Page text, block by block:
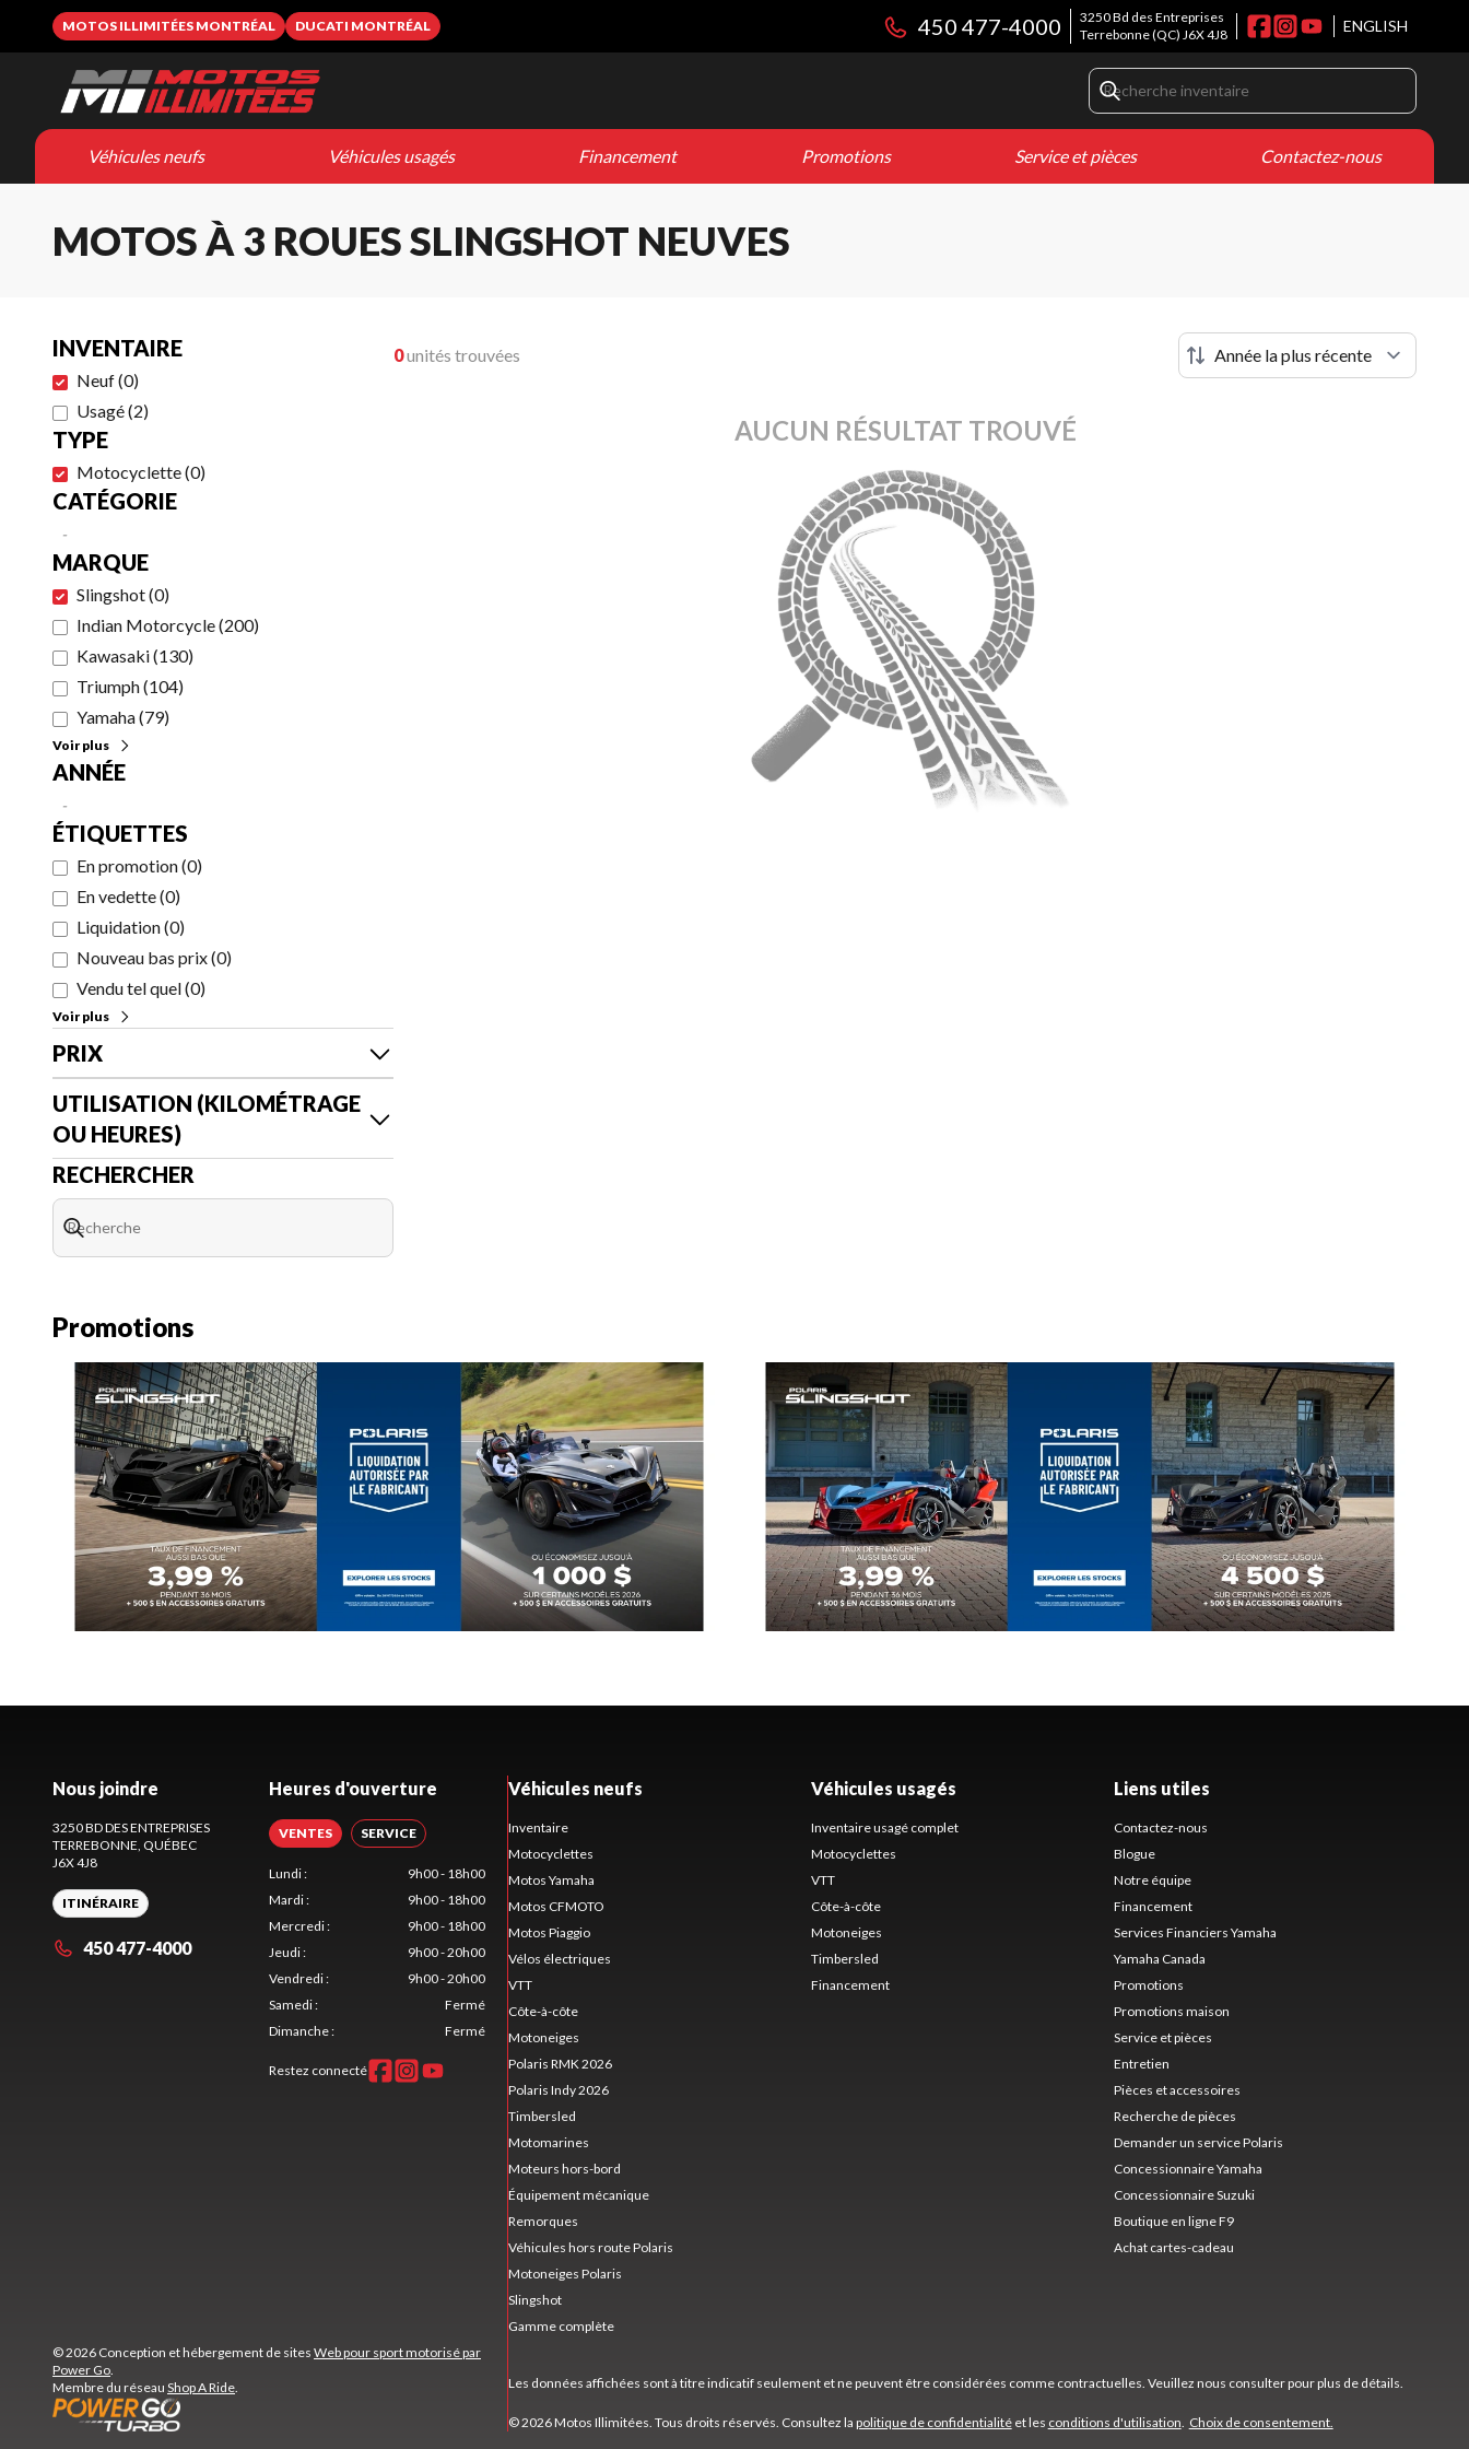
MOTOS ILLIMITÉES MONTRÉAL DUCATI MONTRÉAL
3250 Bd des Entreprises
Terrebonne(QC) J6X 4J8
450 477-4000 ENGLISH
Véhicules neufs Véhicules usagés Financement Promotions Service et pièces Contactez-nous
MOTOS À 3 ROUES SLINGSHOT NEUVES
INVENTAIRE
Neuf(0)
Usagé(2)
TYPE
Motocyclette(0)
CATÉGORIE
-
MARQUE
Slingshot(0)
Indian Motorcycle(200)
Kawasaki(130)
Triumph(104)
Yamaha(79)
Voir plus
ANNÉE
-
ÉTIQUETTES
En promotion(0)
En vedette(0)
Liquidation(0)
Nouveau bas prix(0)
Vendu tel quel(0)
Voir plus
PRIX
UTILISATION (KILOMÉTRAGE
OU HEURES)
RECHERCHER
0unités trouvées
AUCUN RÉSULTAT TROUVÉ
Promotions
Nous joindre
3250 BD DES ENTREPRISES
TERREBONNE, QUÉBEC
J6X 4J8
ITINÉRAIRE
450 477-4000
Heures d'ouverture
VENTES SERVICE
Lundi:
9h00 - 18h00
Mardi:
9h00 - 18h00
Mercredi:
9h00 - 18h00
Jeudi:
9h00 - 20h00
Vendredi:
9h00 - 20h00
Samedi:
Fermé
Dimanche: Fermé
Restez connecté
© 2026 Conception et hébergement de sites Web pour sport motorisé par
Power Go.
Membre du réseau Shop A Ride.
Véhicules neufs
Inventaire
Motocyclettes
Motos Yamaha
Motos CFMOTO
Motos Piaggio
Vélos électriques
VTT
Côte-à-côte
Motoneiges
Polaris RMK 2026
Polaris Indy 2026
Timbersled
Motomarines
Moteurs hors-bord
Équipement mécanique
Remorques
Véhicules hors route Polaris
Motoneiges Polaris
Slingshot
Gamme complète
Véhicules usagés
Inventaire usagé complet
Motocyclettes
VTT
Côte-à-côte
Motoneiges
Timbersled
Financement
Liens utiles
Contactez-nous
Blogue
Notre équipe
Financement
Services Financiers Yamaha
Yamaha Canada
Promotions
Promotions maison
Service et pièces
Entretien
Pièces et accessoires
Recherche de pièces
Demander un service Polaris
Concessionnaire Yamaha
Concessionnaire Suzuki
Boutique en ligne F9
Achat cartes-cadeau
Les données affichées sont à titre indicatif seulement et ne peuvent être considérées comme contractuelles. Veuillez nous consulter pour plus de détails.
© 2026 Motos Illimitées. Tous droits réservés. Consultez la politique de confidentialitéet les conditions d'utilisation. Choix de consentement.